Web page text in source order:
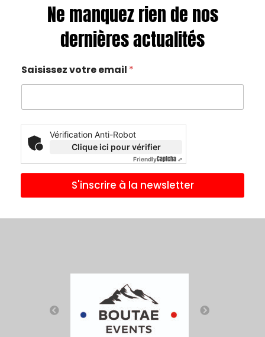
Ne manquez rien de nos
dernières actualités
Saisissez votre email *
Vérification Anti-Robot
Clique ici pour vérifier
FriendlyCaptcha ⇗
S'inscrire à la newsletter